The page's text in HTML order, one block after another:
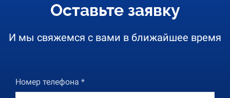
Оставьте заявку
И мы свяжемся с вами в ближайшее время
Номер телефона *